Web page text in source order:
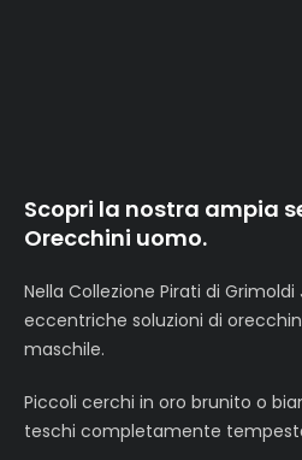
Scopri la nostra ampia
Orecchini uomo.
Nella Collezione Pirati di
eccentriche soluzioni di
maschile.
Piccoli cerchi in oro brunito o
teschi completamente